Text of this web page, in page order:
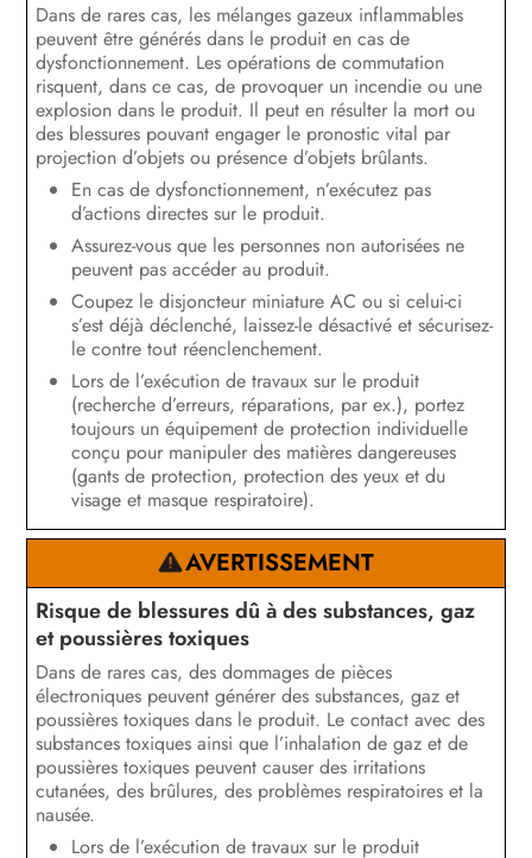
Dans de rares cas, les mélanges gazeux inflammables
peuvent être générés dans le produit en cas de
dysfonctionnement. Les opérations de commutation
risquent, dans ce cas, de provoquer un incendie ou une
explosion dans le produit. Il peut en résulter la mort ou
des blessures pouvant engager le pronostic vital par
projection d’objets ou présence d’objets brûlants.
En cas de dysfonctionnement, n’exécutez pas
d’actions directes sur le produit.
Assurez-vous que les personnes non autorisées ne
peuvent pas accéder au produit.
Coupez le disjoncteur miniature AC ou si celui-ci
s’est déjà déclenché, laissez-le désactivé et sécurisez-
le contre tout réenclenchement.
Lors de l’exécution de travaux sur le produit
(recherche d’erreurs, réparations, par ex.), portez
toujours un équipement de protection individuelle
conçu pour manipuler des matières dangereuses
(gants de protection, protection des yeux et du
visage et masque respiratoire).
AVERTISSEMENT
Risque de blessures dû à des substances, gaz
et poussières toxiques
Dans de rares cas, des dommages de pièces
électroniques peuvent générer des substances, gaz et
poussières toxiques dans le produit. Le contact avec des
substances toxiques ainsi que l’inhalation de gaz et de
poussières toxiques peuvent causer des irritations
cutanées, des brûlures, des problèmes respiratoires et la
nausée.
Lors de l’exécution de travaux sur le produit